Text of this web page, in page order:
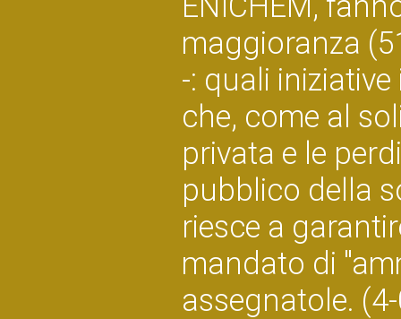
maggioranza
-: quali
che, come al
privata e le
pubblico della
riesce a
mandato di
assegnatole.